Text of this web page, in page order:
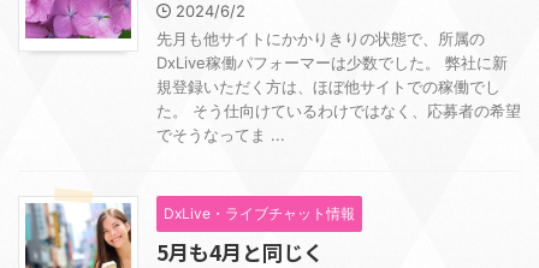
2024/6/2
先月も他サイトにかかりきりの状態で、所属の
DxLive稼働パフォーマーは少数でした。 弊社に新
規登録いただく方は、ほぼ他サイトでの稼働でし
た。 そう仕向けているわけではなく、応募者の希望
でそうなってま ...
DxLive・ライブチャット情報
5月も4月と同じく